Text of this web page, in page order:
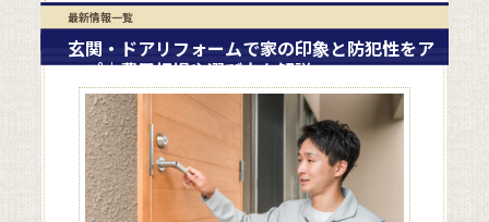
最新情報一覧
玄関・ドアリフォームで家の印象と防犯性をア
ップ｜費用相場や選び方も解説